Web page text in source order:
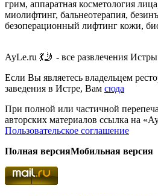
грим, аппаратная косметология
миолифтинг, бальнеотерапия,
безоперационный лифтинг кожи,
AyLe.ru 💃🤳 - все развлечения
Если Вы являетесь владельцем
заведения в Истре, Вам сюда
При полной или частичной
авторских материалов ссылка на
Пользовательское соглашение
Полная версияМобильная версия